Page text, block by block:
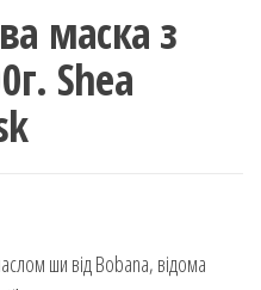
маска з
Shea
ши від Bobana, відома